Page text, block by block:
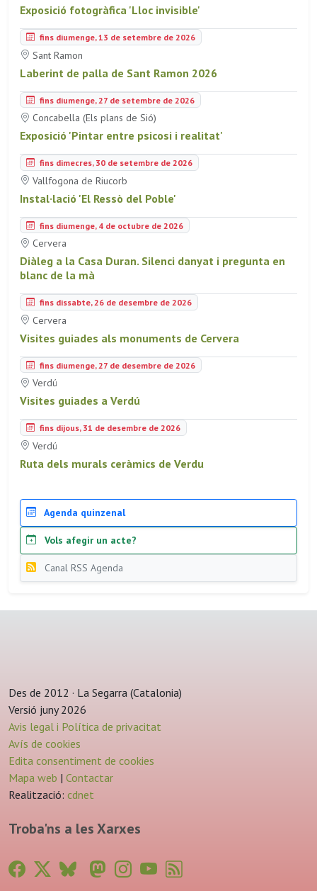
Exposició fotogràfica 'Lloc invisible'
fins diumenge, 13 de setembre de 2026
Sant Ramon
Laberint de palla de Sant Ramon 2026
fins diumenge, 27 de setembre de 2026
Concabella (Els plans de Sió)
Exposició 'Pintar entre psicosi i realitat'
fins dimecres, 30 de setembre de 2026
Vallfogona de Riucorb
Instal·lació 'El Ressò del Poble'
fins diumenge, 4 de octubre de 2026
Cervera
Diàleg a la Casa Duran. Silenci danyat i pregunta en
blanc de la mà
fins dissabte, 26 de desembre de 2026
Cervera
Visites guiades als monuments de Cervera
fins diumenge, 27 de desembre de 2026
Verdú
Visites guiades a Verdú
fins dijous, 31 de desembre de 2026
Verdú
Ruta dels murals ceràmics de Verdu
Agenda quinzenal
Vols afegir un acte?
Canal RSS Agenda
Des de 2012 · La Segarra (Catalonia)
Versió juny 2026
Avis legal i Política de privacitat
Avís de cookies
Edita consentiment de cookies
Mapa web | Contactar
Realització: cdnet
Troba'ns a les Xarxes